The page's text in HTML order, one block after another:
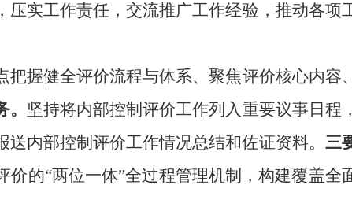
压实工作责任，交流推广工作经验，推动各项
把握健全评价流程与体系、聚焦评价核心内容
坚持将内部控制评价工作列入重要议事日程
内部控制评价工作情况总结和佐证资料。 三
价的“两位一体”全过程管理机制，构建覆盖全